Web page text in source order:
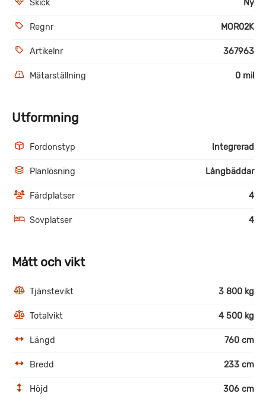
Skick Ny
Regnr MOR02K
Artikelnr 367963
Mätarställning 0 mil
Utformning
Fordonstyp Integrerad
Planlösning Långbäddar
Färdplatser 4
Sovplatser 4
Mått och vikt
Tjänstevikt 3 800 kg
Totalvikt 4 500 kg
Längd 760 cm
Bredd 233 cm
Höjd 306 cm